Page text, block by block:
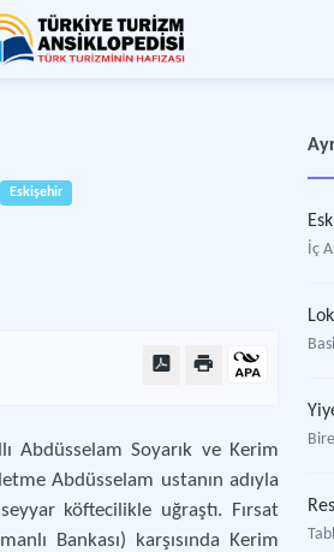
Eskişehir
Abdüsselam Soyarık ve Kerim
Abdüsselam ustanın adıyla
köftecilikle uğraştı. Fırsat
Bankası) karşısında Kerim
İç